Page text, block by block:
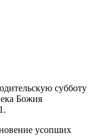
субботу
Божия
усопших